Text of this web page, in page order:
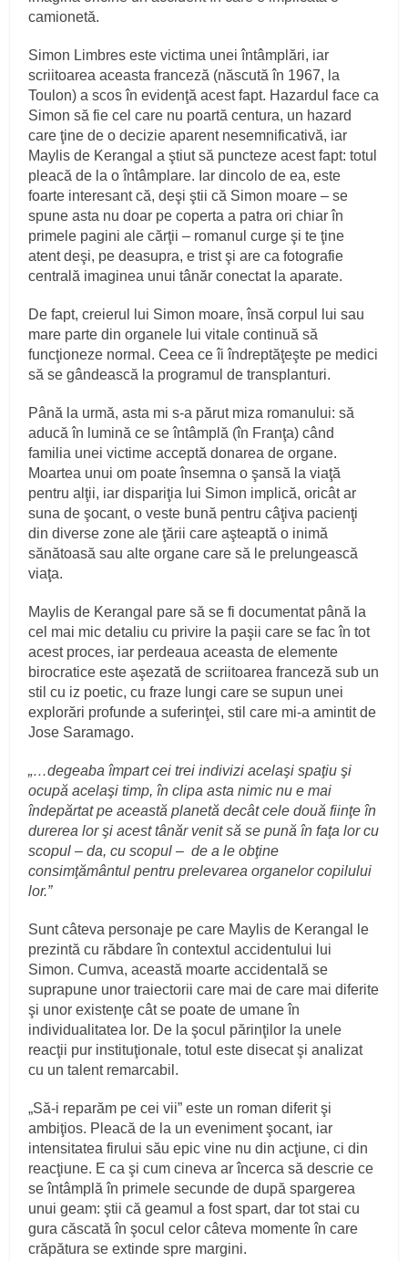
camionetă.
Simon Limbres este victima unei întâmplări, iar
scriitoarea aceasta franceză (născută în 1967, la
Toulon) a scos în evidenţă acest fapt. Hazardul face ca
Simon să fie cel care nu poartă centura, un hazard
care ţine de o decizie aparent nesemnificativă, iar
Maylis de Kerangal a ştiut să puncteze acest fapt: totul
pleacă de la o întâmplare. Iar dincolo de ea, este
foarte interesant că, deşi ştii că Simon moare – se
spune asta nu doar pe coperta a patra ori chiar în
primele pagini ale cărţii – romanul curge şi te ţine
atent deşi, pe deasupra, e trist şi are ca fotografie
centrală imaginea unui tânăr conectat la aparate.
De fapt, creierul lui Simon moare, însă corpul lui sau
mare parte din organele lui vitale continuă să
funcţioneze normal. Ceea ce îi îndreptăţeşte pe medici
să se gândească la programul de transplanturi.
Până la urmă, asta mi s-a părut miza romanului: să
aducă în lumină ce se întâmplă (în Franţa) când
familia unei victime acceptă donarea de organe.
Moartea unui om poate însemna o şansă la viaţă
pentru alţii, iar dispariţia lui Simon implică, oricât ar
suna de şocant, o veste bună pentru câţiva pacienţi
din diverse zone ale ţării care aşteaptă o inimă
sănătoasă sau alte organe care să le prelungească
viaţa.
Maylis de Kerangal pare să se fi documentat până la
cel mai mic detaliu cu privire la paşii care se fac în tot
acest proces, iar perdeaua aceasta de elemente
birocratice este aşezată de scriitoarea franceză sub un
stil cu iz poetic, cu fraze lungi care se supun unei
explorări profunde a suferinţei, stil care mi-a amintit de
Jose Saramago.
„…degeaba împart cei trei indivizi acelaşi spaţiu şi
ocupă acelaşi timp, în clipa asta nimic nu e mai
îndepărtat pe această planetă decât cele două fiinţe în
durerea lor şi acest tânăr venit să se pună în faţa lor cu
scopul – da, cu scopul – de a le obţine
consimţământul pentru prelevarea organelor copilului
lor.”
Sunt câteva personaje pe care Maylis de Kerangal le
prezintă cu răbdare în contextul accidentului lui
Simon. Cumva, această moarte accidentală se
suprapune unor traiectorii care mai de care mai diferite
şi unor existenţe cât se poate de umane în
individualitatea lor. De la şocul părinţilor la unele
reacţii pur instituţionale, totul este disecat şi analizat
cu un talent remarcabil.
„Să-i reparăm pe cei vii” este un roman diferit şi
ambiţios. Pleacă de la un eveniment şocant, iar
intensitatea firului său epic vine nu din acţiune, ci din
reacţiune. E ca şi cum cineva ar încerca să descrie ce
se întâmplă în primele secunde de după spargerea
unui geam: ştii că geamul a fost spart, dar tot stai cu
gura căscată în şocul celor câteva momente în care
crăpătura se extinde spre margini.